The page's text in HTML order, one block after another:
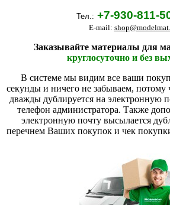
Тел.: +7-930-811-
E-mail:
Заказывайте материалы для
круглосуточно и без
В системе мы видим все ваши
секунды и ничего не забываем,
дважды дублируется на электронную
телефон администратора. Также
электронную почту высылается
перечнем Ваших покупок и чек